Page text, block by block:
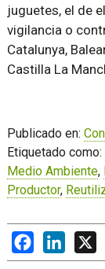
juguetes, el de
vigilancia o
Catalunya,
Castilla La
Publicado en:
Etiquetado como:
Medio Ambiente,
Productor,
Facebook